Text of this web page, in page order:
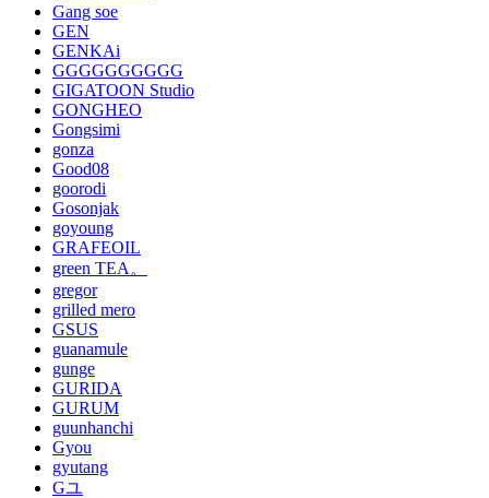
Gang soe
GEN
GENKAi
GGGGGGGGGG
GIGATOON Studio
GONGHEO
Gongsimi
gonza
Good08
goorodi
Gosonjak
goyoung
GRAFEOIL
green TEA。
gregor
grilled mero
GSUS
guanamule
gunge
GURIDA
GURUM
guunhanchi
Gyou
gyutang
Gユ